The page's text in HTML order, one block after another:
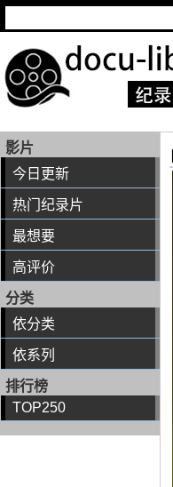
影片
今日更新
热门纪录片
最想要
高评价
分类
依分类
依系列
排行榜
TOP250